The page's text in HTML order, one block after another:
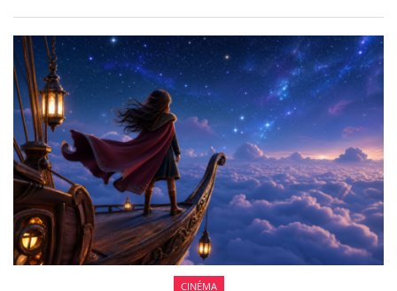
CINÉMA